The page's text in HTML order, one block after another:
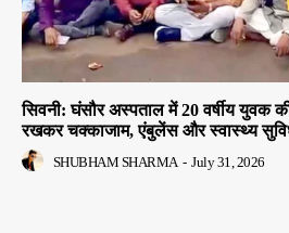
सिवनी: घंसौर अस्पताल में 20 वर्षीय युवक
रखकर चक्काजाम, एंबुलेंस और स्वास्थ्य
SHUBHAM SHARMA - July 31, 2026